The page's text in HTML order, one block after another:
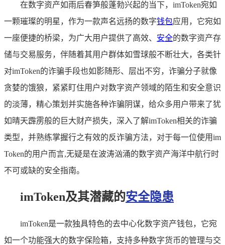
在数字资产如雨后春笋般蓬勃兴起的当下，imToken宛如
一颗璀璨的明星，作为一款声名远扬的数字钱包应用，它宛如
一座便捷的桥梁，为广大用户提供了高效、 安全的数字资产存
储与交易服务，伴随着其用户群体如雪球般不断壮大，各类针
对imToken的诈骗手段也如影随形、层出不穷，诈骗分子就像
贪婪的饿狼，紧紧盯住用户对数字资产领域的陌生和安全意识
的淡薄，精心策划并实施各种诈骗阴谋，给众多用户带来了犹
如晴天霹雳般的巨大财产损失，深入了解imToken相关的诈骗
类型，并熟练掌握行之有效的反诈骗方法，对于每一位使用im
Token的用户而言,无疑是在波涛汹涌的数字资产海洋中航行时
不可或缺的安全指南。
imToken及其潜藏的安全隐患
imToken是一款独具特色的去中心化数字资产钱包，它宛
如一个功能强大的数字保险箱，支持多种数字货币的管理与交